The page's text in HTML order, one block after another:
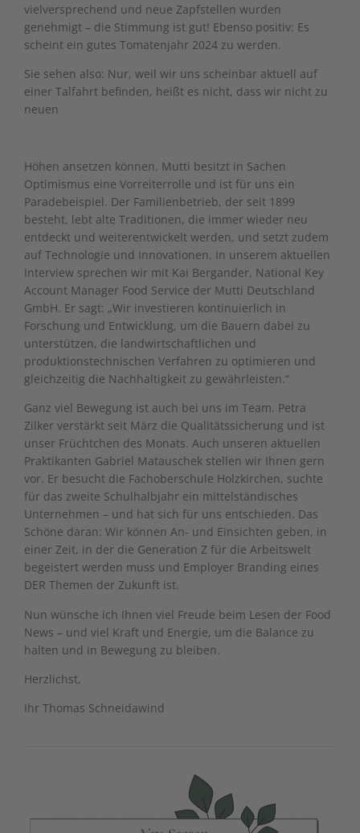
vielversprechend und neue Zapfstellen wurden
genehmigt – die Stimmung ist gut! Ebenso positiv: Es
scheint ein gutes Tomatenjahr 2024 zu werden.
Sie sehen also: Nur, weil wir uns scheinbar aktuell auf
einer Talfahrt befinden, heißt es nicht, dass wir nicht zu
neuen
Höhen ansetzen können. Mutti besitzt in Sachen
Optimismus eine Vorreiterrolle und ist für uns ein
Paradebeispiel. Der Familienbetrieb, der seit 1899
besteht, lebt alte Traditionen, die immer wieder neu
entdeckt und weiterentwickelt werden, und setzt zudem
auf Technologie und Innovationen. In unserem aktuellen
Interview sprechen wir mit Kai Bergander, National Key
Account Manager Food Service der Mutti Deutschland
GmbH. Er sagt: „Wir investieren kontinuierlich in
Forschung und Entwicklung, um die Bauern dabei zu
unterstützen, die landwirtschaftlichen und
produktionstechnischen Verfahren zu optimieren und
gleichzeitig die Nachhaltigkeit zu gewährleisten.“
Ganz viel Bewegung ist auch bei uns im Team. Petra
Zilker verstärkt seit März die Qualitätssicherung und ist
unser Früchtchen des Monats. Auch unseren aktuellen
Praktikanten Gabriel Matauschek stellen wir Ihnen gern
vor. Er besucht die Fachoberschule Holzkirchen, suchte
für das zweite Schulhalbjahr ein mittelständisches
Unternehmen – und hat sich für uns entschieden. Das
Schöne daran: Wir können An- und Einsichten geben, in
einer Zeit, in der die Generation Z für die Arbeitswelt
begeistert werden muss und Employer Branding eines
DER Themen der Zukunft ist.
Nun wünsche ich Ihnen viel Freude beim Lesen der Food
News – und viel Kraft und Energie, um die Balance zu
halten und in Bewegung zu bleiben.
Herzlichst,
Ihr Thomas Schneidawind